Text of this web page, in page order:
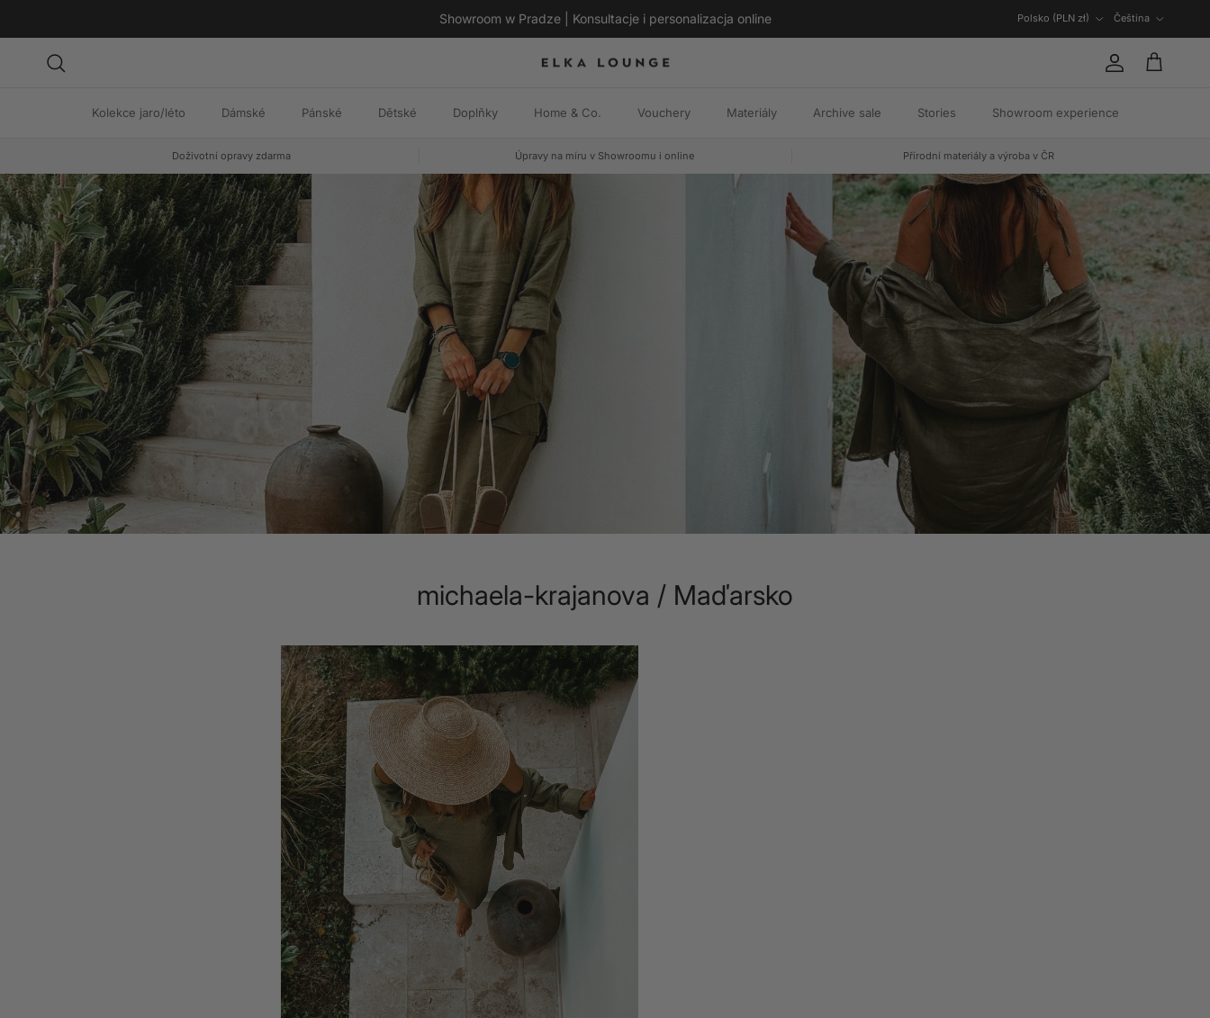
Showroom w Pradze | Konsultacje i personalizacja online
Polsko (PLN zł)
Čeština
Košík
Kolekce jaro/léto Dámské Pánské Dětské Doplňky Home & Co. Vouchery Materiály Archive sale Stories Showroom experience
Doživotní opravy zdarma Úpravy na míru v Showroomu i online Přírodní materiály a výroba v ČR
michaela-krajanova / Maďarsko